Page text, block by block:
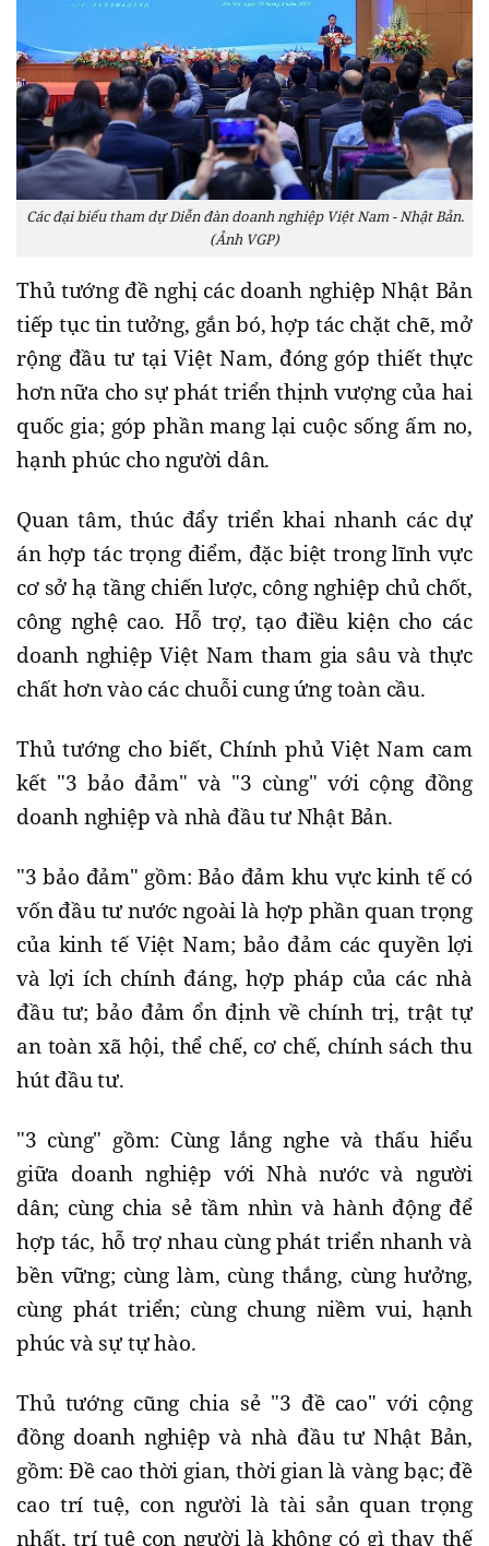
Các đại biểu tham dự Diễn đàn doanh nghiệp Việt Nam - Nhật Bản.
(Ảnh VGP)
Thủ tướng đề nghị các doanh nghiệp Nhật Bản
tiếp tục tin tưởng, gắn bó, hợp tác chặt chẽ, mở
rộng đầu tư tại Việt Nam, đóng góp thiết thực
hơn nữa cho sự phát triển thịnh vượng của hai
quốc gia; góp phần mang lại cuộc sống ấm no,
hạnh phúc cho người dân.
Quan tâm, thúc đẩy triển khai nhanh các dự
án hợp tác trọng điểm, đặc biệt trong lĩnh vực
cơ sở hạ tầng chiến lược, công nghiệp chủ chốt,
công nghệ cao. Hỗ trợ, tạo điều kiện cho các
doanh nghiệp Việt Nam tham gia sâu và thực
chất hơn vào các chuỗi cung ứng toàn cầu.
Thủ tướng cho biết, Chính phủ Việt Nam cam
kết "3 bảo đảm" và "3 cùng" với cộng đồng
doanh nghiệp và nhà đầu tư Nhật Bản.
"3 bảo đảm" gồm: Bảo đảm khu vực kinh tế có
vốn đầu tư nước ngoài là hợp phần quan trọng
của kinh tế Việt Nam; bảo đảm các quyền lợi
và lợi ích chính đáng, hợp pháp của các nhà
đầu tư; bảo đảm ổn định về chính trị, trật tự
an toàn xã hội, thể chế, cơ chế, chính sách thu
hút đầu tư.
"3 cùng" gồm: Cùng lắng nghe và thấu hiểu
giữa doanh nghiệp với Nhà nước và người
dân; cùng chia sẻ tầm nhìn và hành động để
hợp tác, hỗ trợ nhau cùng phát triển nhanh và
bền vững; cùng làm, cùng thắng, cùng hưởng,
cùng phát triển; cùng chung niềm vui, hạnh
phúc và sự tự hào.
Thủ tướng cũng chia sẻ "3 đề cao" với cộng
đồng doanh nghiệp và nhà đầu tư Nhật Bản,
gồm: Đề cao thời gian, thời gian là vàng bạc; đề
cao trí tuệ, con người là tài sản quan trọng
nhất, trí tuệ con người là không có gì thay thế